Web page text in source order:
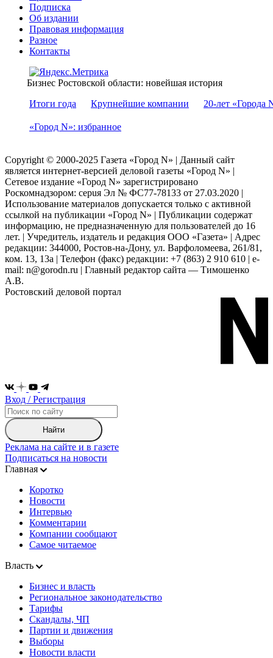
Подписка
Об издании
Правовая информация
Разное
Контакты
Бизнес Ростовской области: новейшая история
Итоги года
Крупнейшие компании 20-лет «Города
«Город N»: избранное
Copyright © 2000-2025 Газета «Город N» | Данный сайт
является интернет-версией деловой газеты «Город N» |
Сетевое издание «Город N» зарегистрировано
Роскомнадзором: серuя Эл № ФС77-78133 от 27.03.2020 |
Использование материалов допускается только с активной
ссылкой на публикации «Город N» | Публикации содержат
информацию, не предназначенную для пользователей до 16
лет. | Учредитель, издатель и редакция ООО «Газета» | Адрес
редакции: 344000, Ростов-на-Дону, ул. Варфоломеева, 261/81,
ком. 13, 13а | Телефон (факс) редакции: +7 (863) 2 910 610 | e-
mail: n@gorodn.ru | Главный редактор сайта — Тимошенко
А.В.
Ростовский деловой портал
Вход / Регистрация
Найти
Реклама на сайте и в газете
Подписаться на новости
Главная
Коротко
Новости
Интервью
Комментарии
Компании сообщают
Самое читаемое
Власть
Бизнес и власть
Региональное законодательство
Тарифы
Скандалы, ЧП
Партии и движения
Выборы
Новости власти